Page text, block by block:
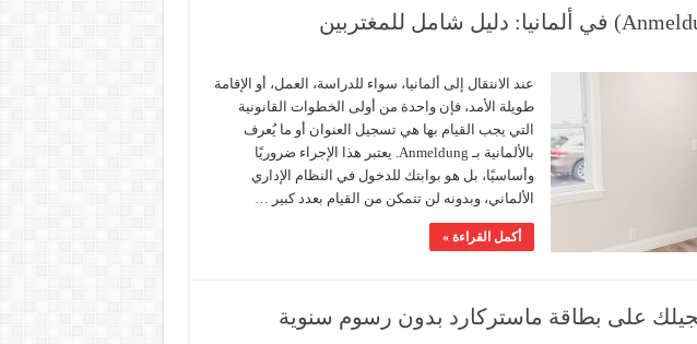
عند الانتقال إلى ألمانيا، سواء للدراسة، العمل، أو الإقامة
طويلة الأمد، فإن واحدة من أولى الخطوات القانونية
التي يجب القيام بها هي تسجيل العنوان أو ما يُعرف
بالألمانية بـ Anmeldung. يعتبر هذا الإجراء ضروريًا
وأساسيًا، بل هو بوابتك للدخول في النظام الإداري
الألماني، وبدونه لن تتمكن من القيام بعدد كبير …
أكمل القراءة »